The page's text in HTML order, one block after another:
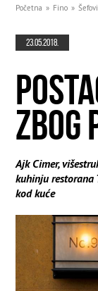
Početna » Fino » Šefovi
23.05.2018.
ZBOG
Ajk Cimer,
kuhinju restorana
kod kuće